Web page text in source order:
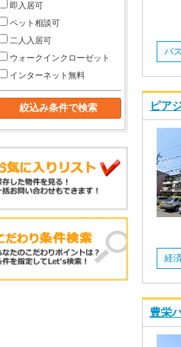
ピア
経
豊栄
即入居可
ペット相談可
二人入居可
ウォークインクローゼット
インターネット無料